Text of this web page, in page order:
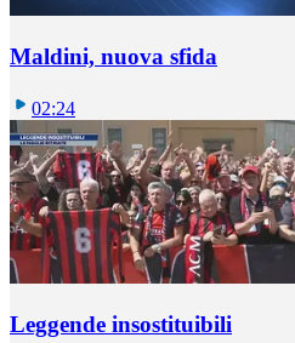
Maldini, nuova sfida
02:24
Leggende insostituibili